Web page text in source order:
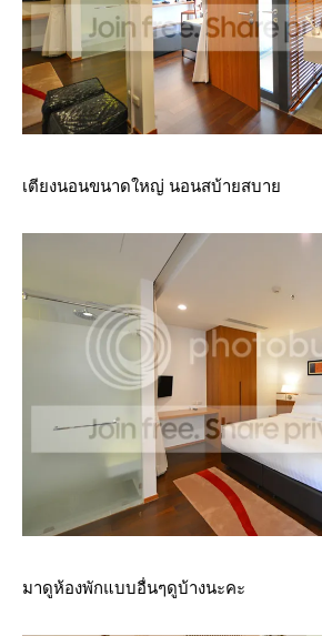
เตียงนอนขนาดใหญ่ นอนสบ้ายสบา
มาดูห้องพักแบบอื่นๆดูบ้างนะคะ